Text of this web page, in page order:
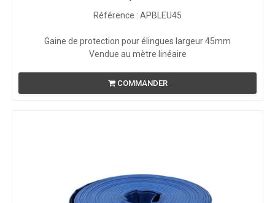
Référence : APBLEU45
Gaine de protection pour élingues largeur 45mm
Vendue au mètre linéaire
COMMANDER